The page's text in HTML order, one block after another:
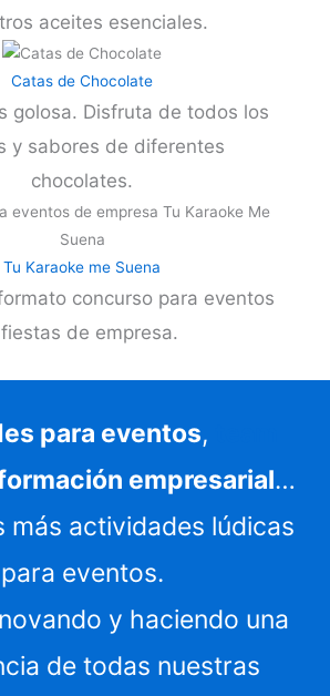
aceites esenciales.
Catas de Chocolate
golosa. Disfruta de todos los
y sabores de diferentes
chocolates.
Tu Karaoke me Suena
concurso para eventos
de empresa.
para eventos,
empresarial…
actividades lúdicas
para eventos.
y haciendo una
de todas nuestras